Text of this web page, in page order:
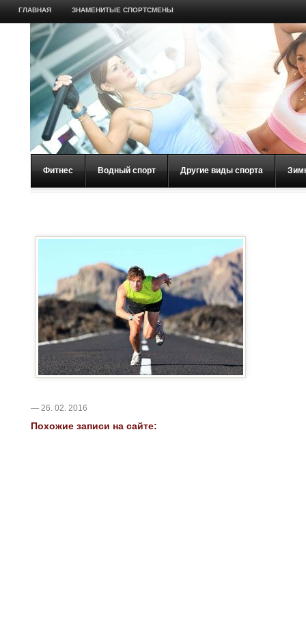
ГЛАВНАЯ ЗНАМЕНИТЫЕ СПОРТСМЕНЫ
Фитнес Водный спорт Другие виды спорта
— 26. 02. 2016
Похожие записи на сайте: